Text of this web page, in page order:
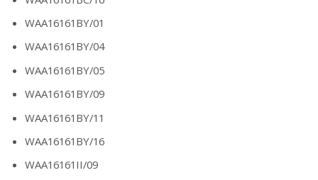
WAA16161BY/01
WAA16161BY/04
WAA16161BY/05
WAA16161BY/09
WAA16161BY/11
WAA16161BY/16
WAA16161II/09